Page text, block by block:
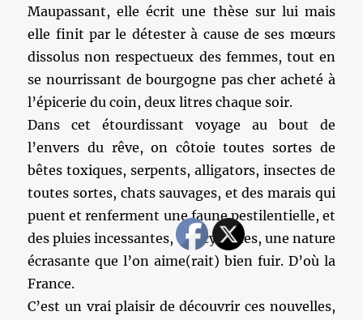
Maupassant, elle écrit une thèse sur lui mais
elle finit par le détester à cause de ses mœurs
dissolus non respectueux des femmes, tout en
se nourrissant de bourgogne pas cher acheté à
l’épicerie du coin, deux litres chaque soir.
Dans cet étourdissant voyage au bout de
l’envers du rêve, on côtoie toutes sortes de
bêtes toxiques, serpents, alligators, insectes de
toutes sortes, chats sauvages, et des marais qui
puent et renferment une faune pestilentielle, et
des pluies incessantes, des cyclones, une nature
écrasante que l’on aime(rait) bien fuir. D’où la
France.
C’est un vrai plaisir de découvrir ces nouvelles,